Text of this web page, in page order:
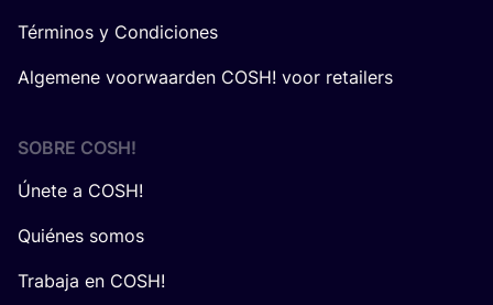
Términos y Condiciones
Algemene voorwaarden COSH! voor retailers
SOBRE COSH!
Únete a COSH!
Quiénes somos
Trabaja en COSH!